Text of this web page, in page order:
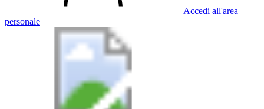
Accedi all'area
personale